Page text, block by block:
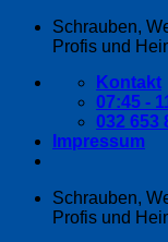
Zum
Schrauben,
Profis und
Kontakt
07:45 -
032 653
Impressum
Schrauben,
Profis und